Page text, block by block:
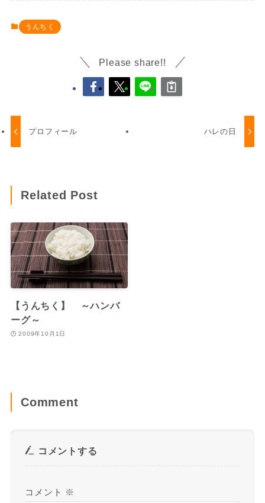
うんちく
Please share!!
プロフィール ハレの日
Related Post
【うんちく】 ～ハンバ
ーグ～
2009年10月1日
Comment
コメントする
コメント ※